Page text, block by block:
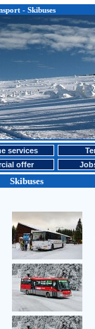
- Skibuses
services
offer
Skibuses